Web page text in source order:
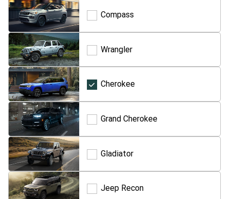
Compass
Compass
Wrangler
Wrangler
Cherokee
Cherokee
Grand Cherokee
Grand
Gladiator
Gladiator
Jeep Recon
Jeep